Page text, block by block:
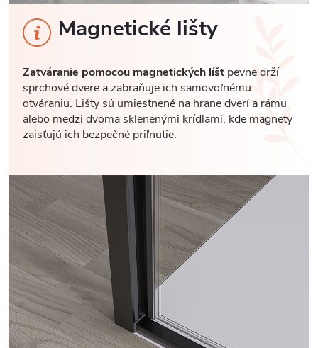
Magnetické lišty
Zatváranie pomocou magnetických líšt pevne drží
sprchové dvere a zabraňuje ich samovoľnému
otváraniu. Lišty sú umiestnené na hrane dverí a rámu
alebo medzi dvoma sklenenými krídlami, kde magnety
zaisťujú ich bezpečné priľnutie.